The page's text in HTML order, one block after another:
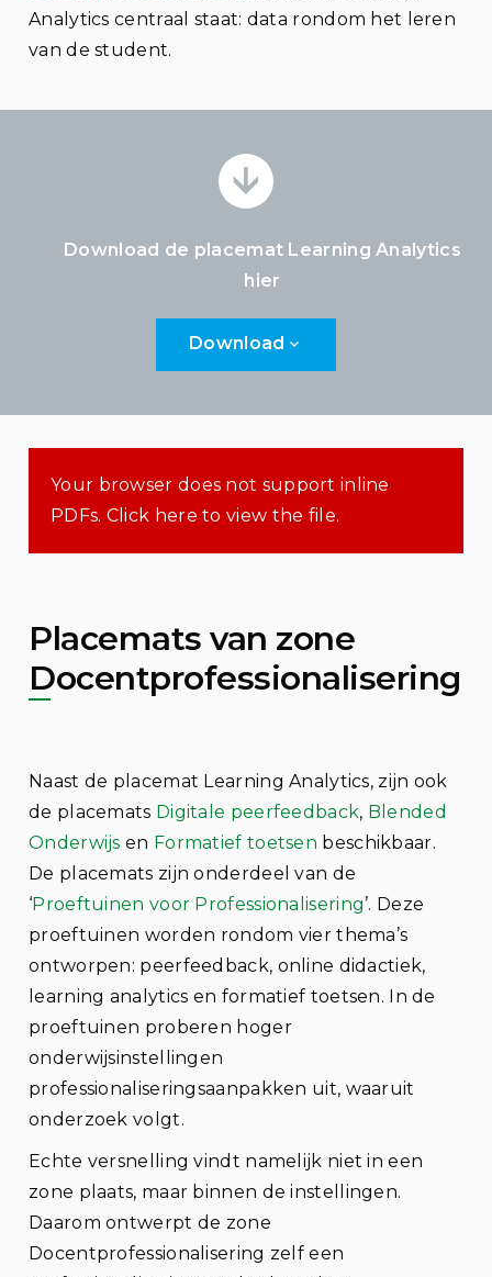
Analytics centraal staat: data rondom het leren
van de student.
Download de placemat Learning Analytics
hier
Download
Your browser does not support inline
PDFs. Click here to view the file.
Placemats van zone
Docentprofessionalisering
Naast de placemat Learning Analytics, zijn ook
de placemats Digitale peerfeedback, Blended
Onderwijs en Formatief toetsen beschikbaar.
De placemats zijn onderdeel van de
‘Proeftuinen voor Professionalisering’. Deze
proeftuinen worden rondom vier thema’s
ontworpen: peerfeedback, online didactiek,
learning analytics en formatief toetsen. In de
proeftuinen proberen hoger
onderwijsinstellingen
professionaliseringsaanpakken uit, waaruit
onderzoek volgt.
Echte versnelling vindt namelijk niet in een
zone plaats, maar binnen de instellingen.
Daarom ontwerpt de zone
Docentprofessionalisering zelf een